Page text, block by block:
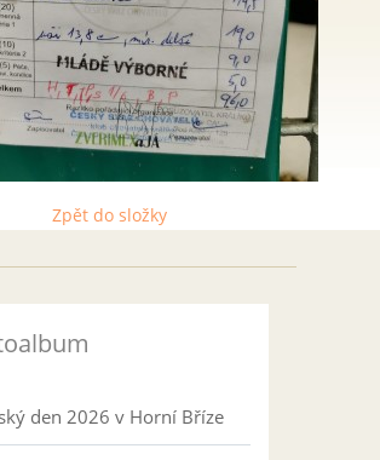
Zpět do složky
den 2026 v Horní Bříze